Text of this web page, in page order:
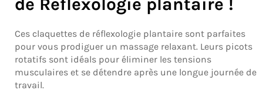
Ces claquettes de réflexologie plantaire sont parfaites
pour vous prodiguer un massage relaxant. Leurs picots
rotatifs sont idéals pour éliminer les tensions
musculaires et se détendre après une longue journée de
travail.